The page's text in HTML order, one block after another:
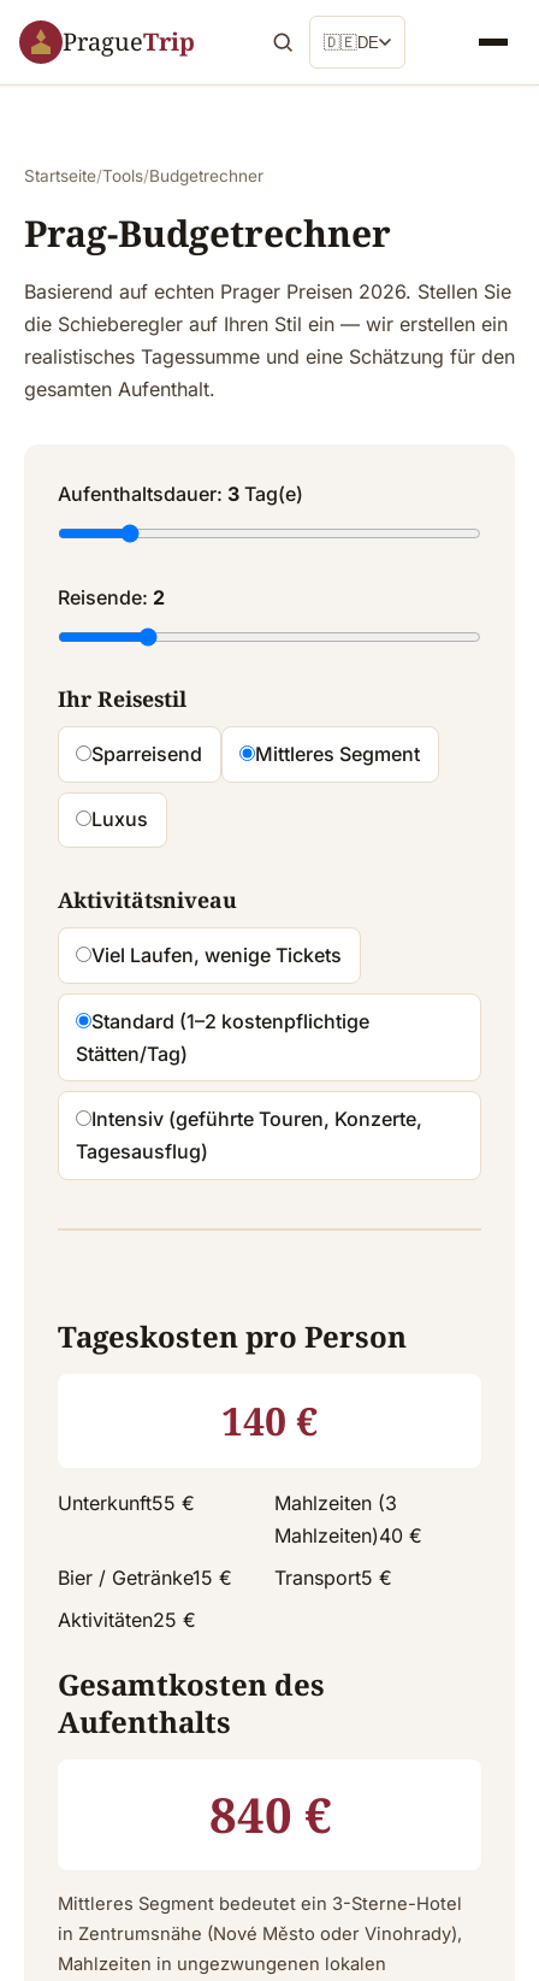
PragueTrip 🇩🇪DE
Startseite/Tools/Budgetrechner
Prag-Budgetrechner
Basierend auf echten Prager Preisen 2026. Stellen Sie
die Schieberegler auf Ihren Stil ein — wir erstellen ein
realistisches Tagessumme und eine Schätzung für den
gesamten Aufenthalt.
Aufenthaltsdauer: 3 Tag(e)
Reisende: 2
Ihr Reisestil
Sparreisend Mittleres Segment
Luxus
Aktivitätsniveau
Viel Laufen, wenige Tickets
Standard (1–2 kostenpflichtige
Stätten/Tag)
Intensiv (geführte Touren, Konzerte,
Tagesausflug)
Tageskosten pro Person
140 €
Unterkunft55 €
Mahlzeiten (3
Mahlzeiten)40 €
Bier / Getränke15 € Transport5 €
Aktivitäten25 €
Gesamtkosten des
Aufenthalts
840 €
Mittleres Segment bedeutet ein 3-Sterne-Hotel
in Zentrumsnähe (Nové Město oder Vinohrady),
Mahlzeiten in ungezwungenen lokalen